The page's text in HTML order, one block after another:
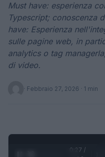
Must have: esperienza
Typescript; conoscenza
have: Esperienza
sulle pagine web, in
analytics o tag
di video.
· Febbraio 27, 2026 · 1 min
0:28 /